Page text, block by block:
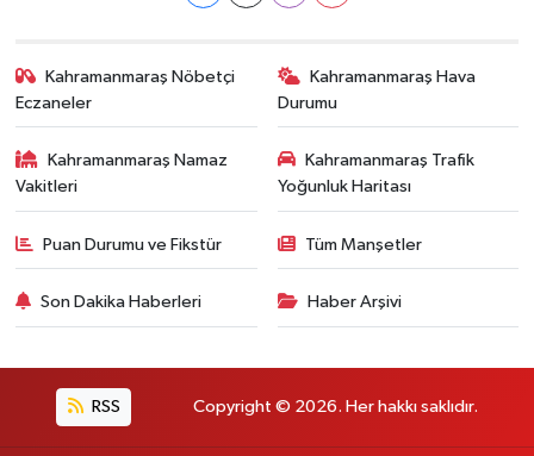
Kahramanmaraş Nöbetçi
Eczaneler
Kahramanmaraş Hava
Durumu
Kahramanmaraş Namaz
Vakitleri
Kahramanmaraş Trafik
Yoğunluk Haritası
Puan Durumu ve Fikstür Tüm Manşetler
Son Dakika Haberleri Haber Arşivi
RSS Copyright © 2026. Her hakkı saklıdır.